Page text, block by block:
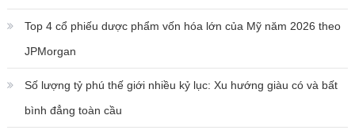
Top 4 cổ phiếu dược phẩm vốn hóa lớn của Mỹ năm 2026 theo
JPMorgan
Số lượng tỷ phú thế giới nhiều kỷ lục: Xu hướng giàu có và bất
bình đẳng toàn cầu